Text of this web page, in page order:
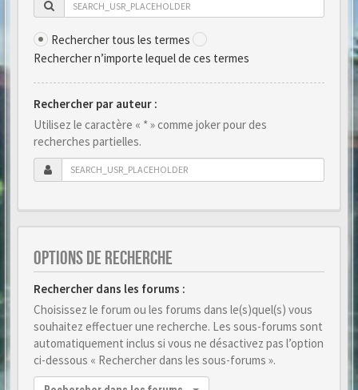
Rechercher tous les termes
Rechercher n’importe lequel de ces termes
Rechercher par auteur :
Utilisez le caractère « * » comme joker pour des
recherches partielles.
OPTIONS DE RECHERCHE
Rechercher dans les forums :
Choisissez le forum ou les forums dans le(s)quel(s) vous
souhaitez effectuer une recherche. Les sous-forums sont
automatiquement inclus si vous ne désactivez pas l’option
ci-dessous « Rechercher dans les sous-forums ».